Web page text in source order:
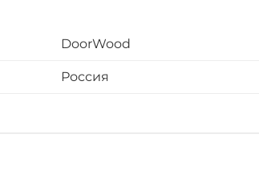
DoorWood
Россия